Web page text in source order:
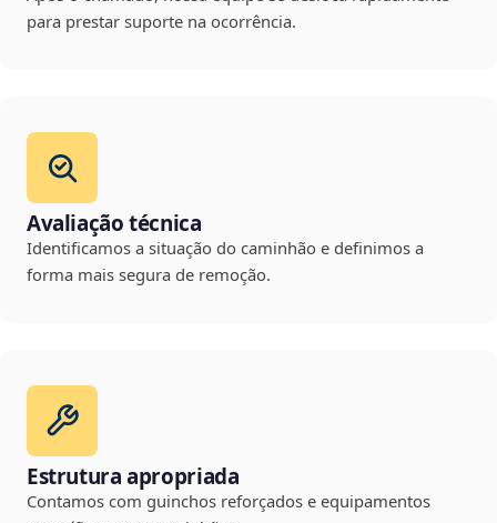
para prestar suporte na ocorrência.
Avaliação técnica
Identificamos a situação do caminhão e definimos a
forma mais segura de remoção.
Estrutura apropriada
Contamos com guinchos reforçados e equipamentos